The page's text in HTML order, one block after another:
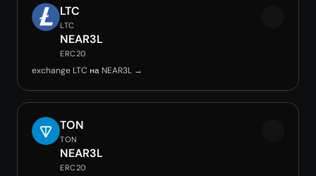
LTC
LTC
NEAR3L
ERC20
exchange LTC на NEAR3L →
TON
TON
NEAR3L
ERC20